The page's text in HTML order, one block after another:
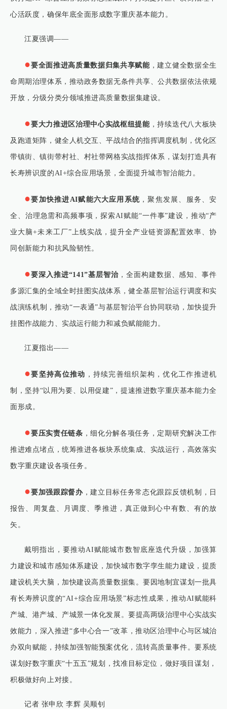
心活跃度，确保年底全面形成数字重庆基本能力。
江夏强调——
●要全面推进高质量数据归集共享赋能，建立健全数据全生
命周期治理体系，推动政务数据无条件共享、公共数据依法依规
开放，分级分类分领域推进高质量数据集建设。
●要大力推进区治理中心实战枢纽提能，持续迭代八大板块
及跑道矩阵，健全人机交互、平战结合的指挥调度机制，优化区
带镇街、镇街带村社、村社带网格实战指挥体系，谋划打造具有
长寿辨识度的AI+综合应用场景，全面提升城市智治能力。
●要加快推进AI赋能六大应用系统 ，聚焦发展、服务、安
全、治理急需和高频事项，探索AI赋能“一件事”建设，推动“产
业大脑+未来工厂”上线实战，提升全产业链资源配置效率、协
同创新能力和抗风险韧性。
●要深入推进“141”基层智治，全面构建数据、感知、事件
多源汇集的全域全时挂图实战体系，健全基层智治运行调度和实
战演练机制，推动“一表通”与基层智治平台协同联动，加快提升
挂图作战能力、实战运行能力和减负赋能能力。
江夏指出——
●要坚持高位推动 ，持续完善组织架构，优化工作推进机
制，坚持“以用为要、以用促建”，提速推进数字重庆基本能力全
面形成。
●要压实责任链条 ，细化分解各项任务，定期研究解决工作
推进难点堵点，统筹推进各板块系统集成、实战运行，高效落实
数字重庆建设各项任务。
●要加强跟踪督办，建立目标任务常态化跟踪反馈机制，日
报告、周复盘、月调度、季推进，真正做到心中有数、有的放
矢。
戴明指出，要推动AI赋能城市数智底座迭代升级，加强算
力建设和城市感知体系建设，加快城市数字孪生能力建设，提质
建设机关大脑，加快建设高质量数据集。要因地制宜谋划一批具
有长寿辨识度的“AI+综合应用场景”标志性成果，推动AI赋能科
产城、港产城、产城景一体化发展。要提高两级治理中心实战实
效能力，深入推进“多中心合一”改革，推动区治理中心与区城治
办双向赋能，持续加强智能预案优化，流转高质量事件。要系统
谋划好数字重庆“十五五”规划，找准目标定位，做好项目谋划，
积极做好向上对接。
记者 张申欣 李辉 吴顺钊